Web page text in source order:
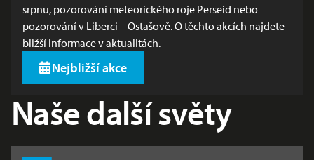
srpnu, pozorování meteorického roje Perseid nebo
pozorování v Liberci – Ostašově. O těchto akcích najdete
bližší informace v aktualitách.
Nejbližší akce
Naše další světy